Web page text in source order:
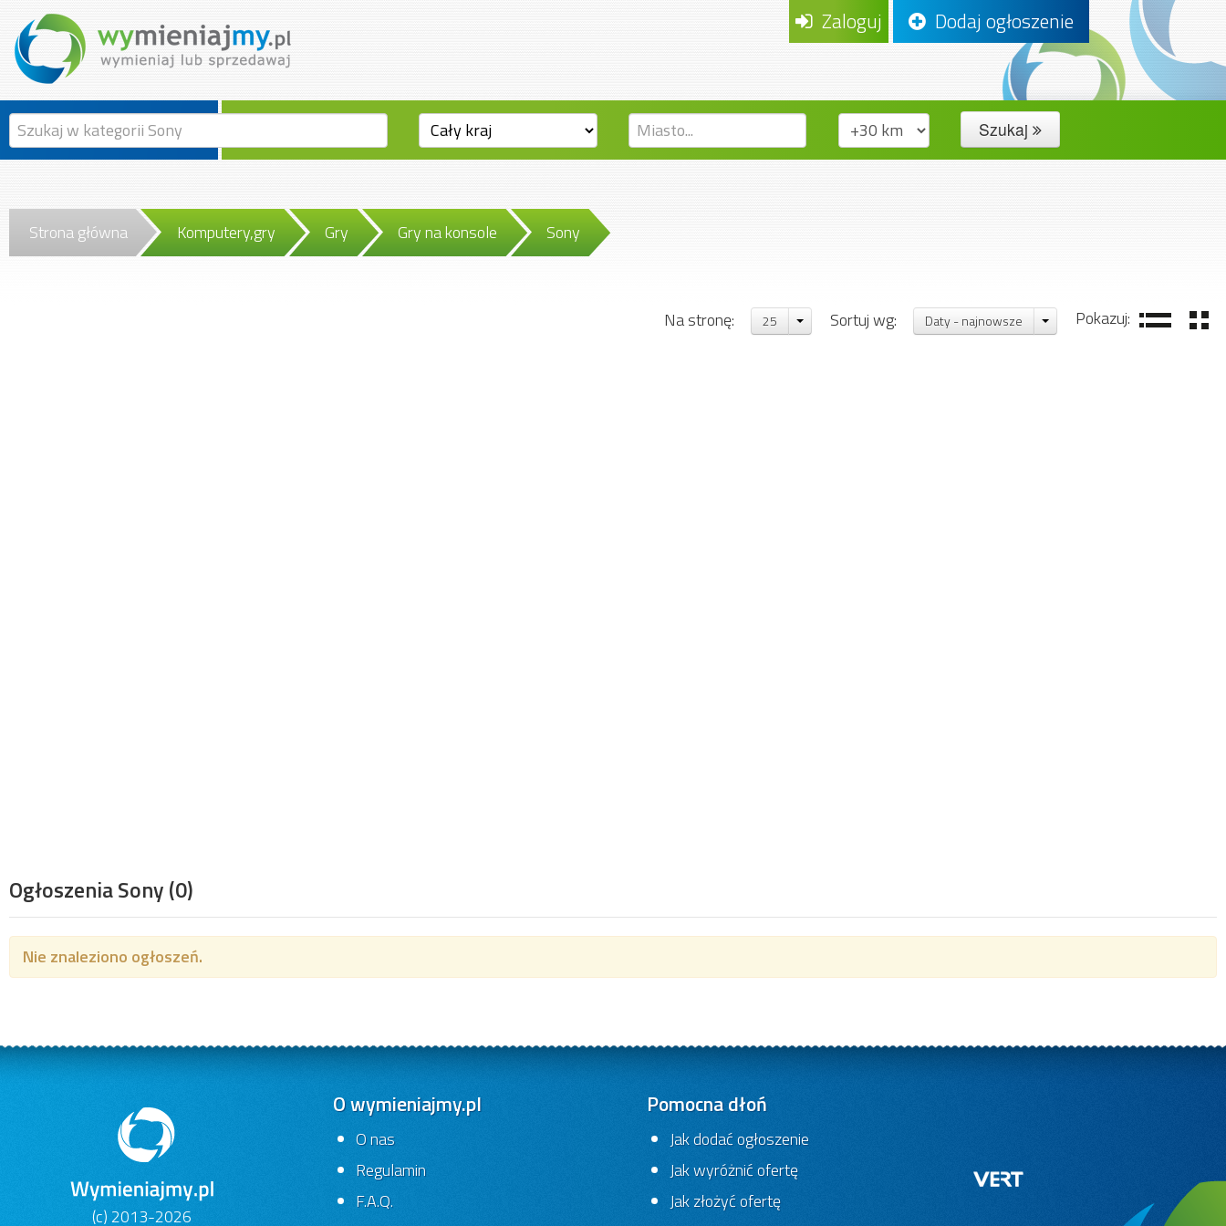
Zaloguj Dodaj ogłoszenie
Szukaj
Strona główna Komputery,gry Gry Gry na konsole Sony
Ogłoszenia Sony(0)
Pokazuj:
Sortuj wg: Daty - najnowsze
Na stronę: 25
Nie znaleziono ogłoszeń.
(c) 2013-2026
O wymieniajmy.pl
O nas
Regulamin
F.A.Q.
Pomocna dłoń
Jak dodać ogłoszenie
Jak wyróżnić ofertę
Jak złożyć ofertę